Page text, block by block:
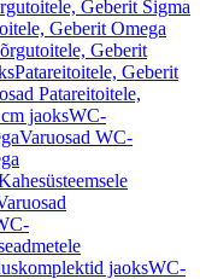
Geberit Sigma
Geberit Omega
Geberit
Patareitoitele, Geberit
Patareitoitele,
jaoksWC-
Varuosad WC-
jaoksWC-